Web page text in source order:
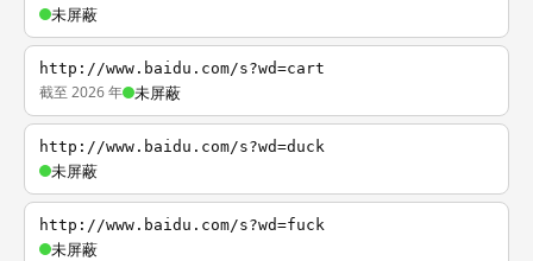
未屏蔽
http://www.baidu.com/s?wd=cart
截至 2026 年 未屏蔽
http://www.baidu.com/s?wd=duck
未屏蔽
http://www.baidu.com/s?wd=fuck
未屏蔽